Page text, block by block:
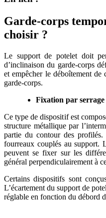
Garde-corps
choisir ?
Le support de potelet doit
d’inclinaison du garde-corps
et empêcher le déboîtement
garde-corps.
Fixation par serrage
Ce type de dispositif est
structure métallique par
partie du contour des profilés.
fourreaux couplés au support.
peuvent se fixer sur les
général perpendiculairement à
Certains dispositifs sont
L’écartement du support de
réglable en fonction du débord